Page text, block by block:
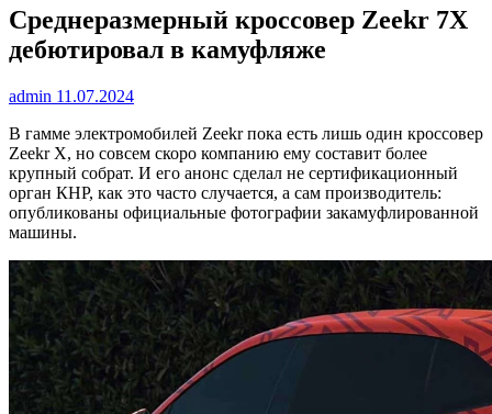
Среднеразмерный кроссовер Zeekr 7X
дебютировал в камуфляже
admin 11.07.2024
В гамме электромобилей Zeekr пока есть лишь один кроссовер
Zeekr X, но совсем скоро компанию ему составит более
крупный собрат. И его анонс сделал не сертификационный
орган КНР, как это часто случается, а сам производитель:
опубликованы официальные фотографии закамуфлированной
машины.